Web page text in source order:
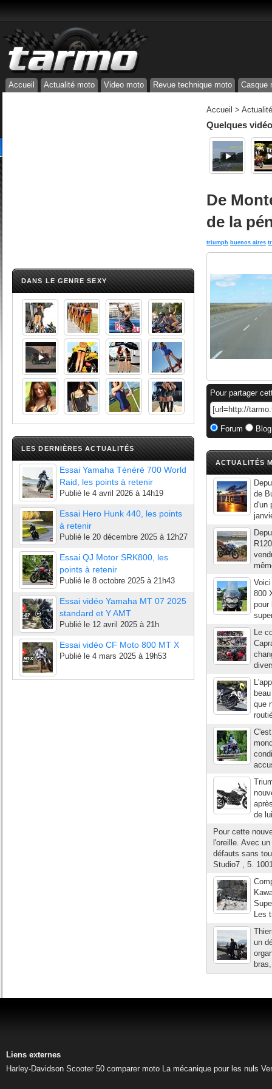
Accueil Actualité moto Video moto Revue technique moto Casque
DANS LE GENRE SEXY
LES DERNIÈRES ACTUALITÉS
Essai Yamaha Ténéré 700 World
Raid, les points à retenir
Publié le 4 avril 2026 à 14h19
Essai Hero Hunk 440, les points
à retenir
Publié le 20 décembre 2025 à 12h27
Essai QJ Motor SRK800, les
points à retenir
Publié le 8 octobre 2025 à 21h43
Essai vidéo Yamaha MT 07 2025
standard et Y AMT
Publié le 12 avril 2025 à 21h
Essai vidéo CF Moto 800 MT X
Publié le 4 mars 2025 à 19h53
Accueil >
Quelques
De
de la
triumph buenos aires
Pour partager
Forum
ACTUALITÉS
de
d'un
800
pour
Le
que
de
Pour cette
l'oreille. Avec
défauts sans
Studio7 , 5.
Les
un
Liens externes
Harley-Davidson Scooter 50 comparer moto La mécanique pour les nuls